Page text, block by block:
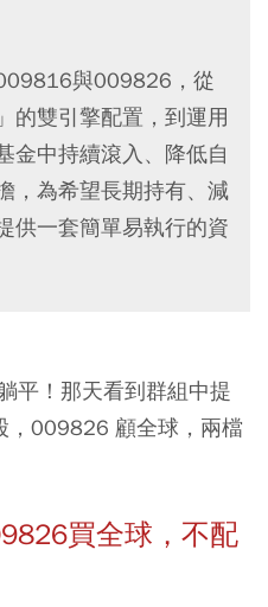
與009826，從
的雙引擎配置，到運用
金中持續滾入、降低自
，為希望長期持有、減
供一套簡單易執行的資
平！那天看到群組中提
009826 顧全球，兩檔
買全球，不配